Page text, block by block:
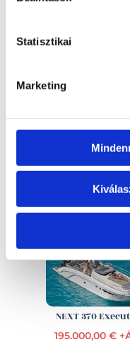
Statisztikai
Marketing
EZ IS
NEXT 370
195.000,00 €